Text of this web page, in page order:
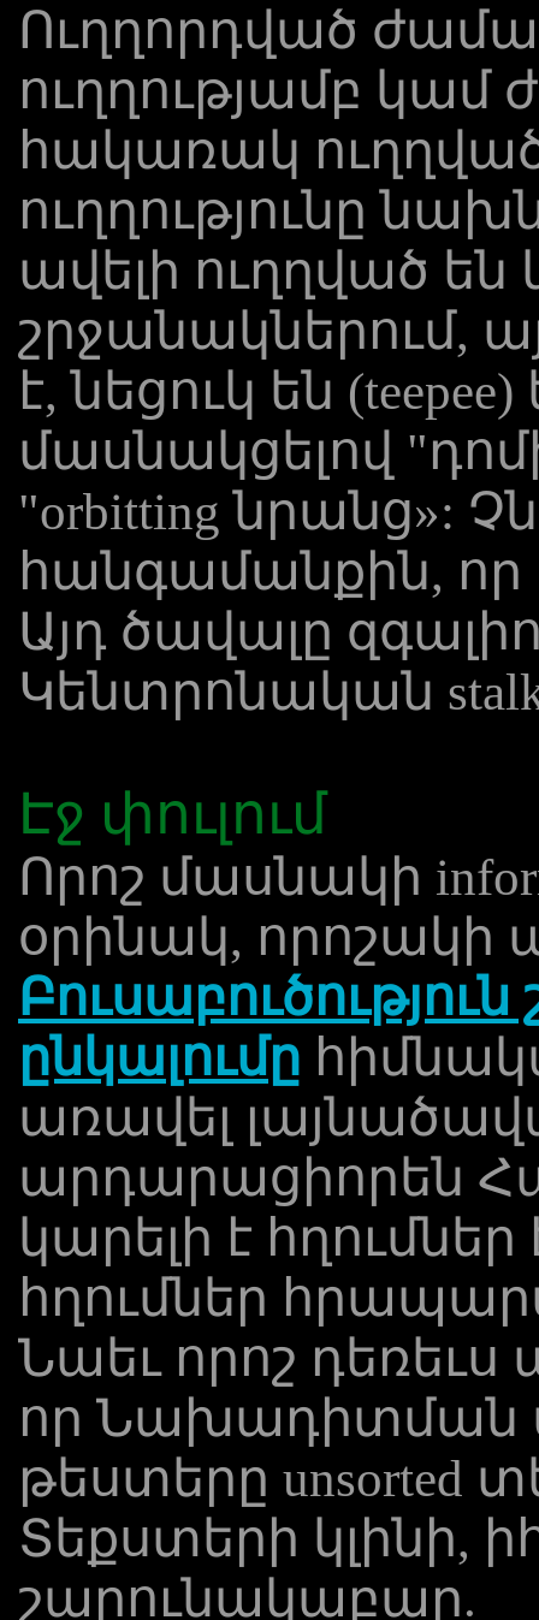
Ուղղորդված
ուղղությամբ կամ
հակառակ
ուղղությունը
ավելի ուղղված են
շրջանակներում,
է, նեցուկ են
մասնակցելով
"orbitting նրանց»:
հանգամանքին, որ
Այդ ծավալը
Կենտրոնական
Էջ փուլում
Որոշ մասնակի
օրինակ, որոշակի
ընկալումը
առավել
արդարացիորեն
կարելի է հղումներ
հղումներ
Նաեւ որոշ դեռեւս
որ Նախադիտման
թեստերը unsorted
Տեքստերի կլինի,
շարունակաբար.